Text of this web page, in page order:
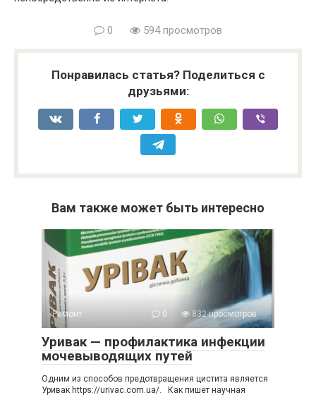
0 594 просмотров
Понравилась статья? Поделиться с
друзьями:
Вам также может быть интересно
Ремонт 0 832 просмотров
Уривак — профилактика инфекции
мочевыводящих путей
Одним из способов предотвращения цистита является
Уривак https://urivac.com.ua/. Как пишет научная